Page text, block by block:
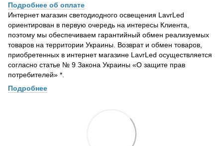
Подробнее об оплате
Интернет магазин светодиодного освещения LavrLed
ориентирован в первую очередь на интересы Клиента,
поэтому мы обеспечиваем гарантийный обмен реализуемых
товаров на территории Украины. Возврат и обмен товаров,
приобретенных в интернет магазине LavrLed осуществляется
согласно статье № 9 Закона Украины «О защите прав
потребителей» *.
Подробнее